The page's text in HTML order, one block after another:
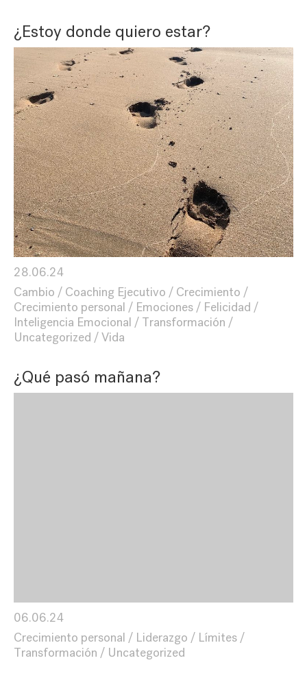
¿Estoy donde quiero estar?
28.06.24
Cambio
Coaching Ejecutivo
Crecimiento
Crecimiento personal
Emociones
Felicidad
Inteligencia Emocional
Transformación
Uncategorized
Vida
¿Qué pasó mañana?
06.06.24
Crecimiento personal
Liderazgo
Límites
Transformación
Uncategorized